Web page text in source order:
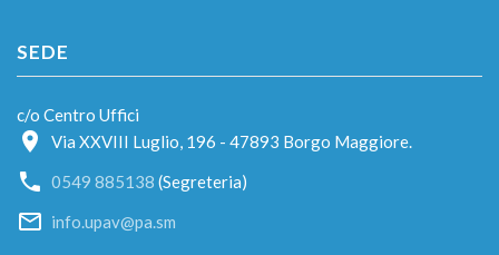
SEDE
c/o Centro Uffici
Via XXVIII Luglio, 196 - 47893 Borgo Maggiore.
0549 885138 (Segreteria)
info.upav@pa.sm